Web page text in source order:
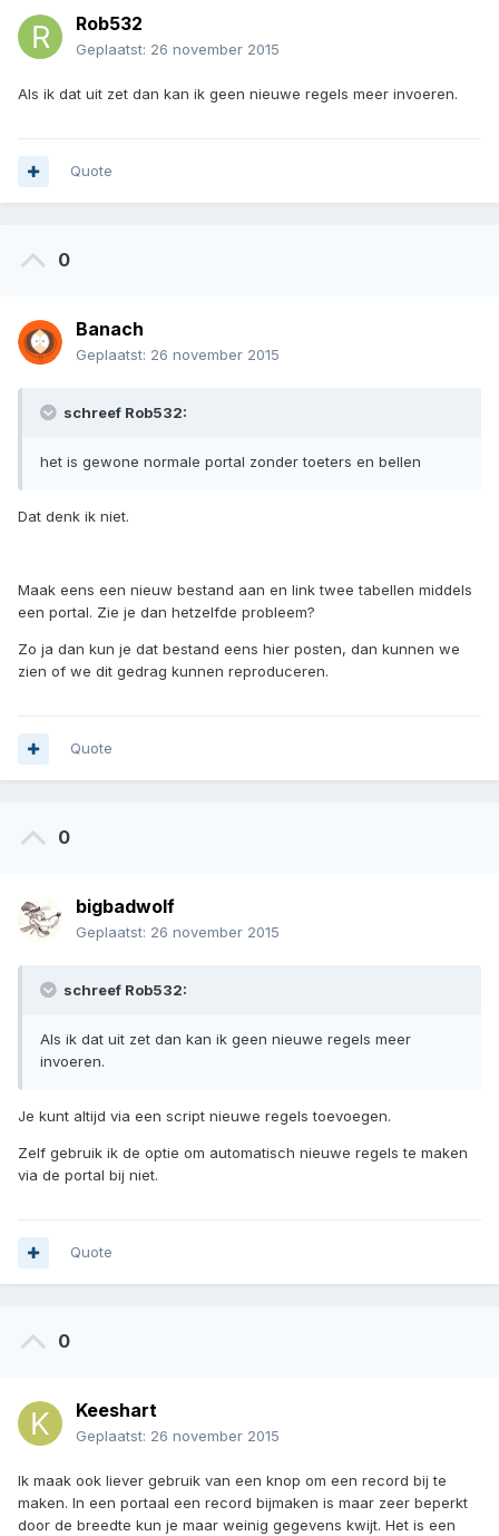
Rob532
Geplaatst: 26 november 2015
Als ik dat uit zet dan kan ik geen nieuwe regels meer invoeren.
Quote
0
Banach
Geplaatst: 26 november 2015
schreef Rob532:
het is gewone normale portal zonder toeters en bellen
Dat denk ik niet.
Maak eens een nieuw bestand aan en link twee tabellen middels
een portal. Zie je dan hetzelfde probleem?
Zo ja dan kun je dat bestand eens hier posten, dan kunnen we
zien of we dit gedrag kunnen reproduceren.
Quote
0
bigbadwolf
Geplaatst: 26 november 2015
schreef Rob532:
Als ik dat uit zet dan kan ik geen nieuwe regels meer
invoeren.
Je kunt altijd via een script nieuwe regels toevoegen.
Zelf gebruik ik de optie om automatisch nieuwe regels te maken
via de portal bij niet.
Quote
0
Keeshart
Geplaatst: 26 november 2015
Ik maak ook liever gebruik van een knop om een record bij te
maken. In een portaal een record bijmaken is maar zeer beperkt
door de breedte kun je maar weinig gegevens kwijt. Het is een